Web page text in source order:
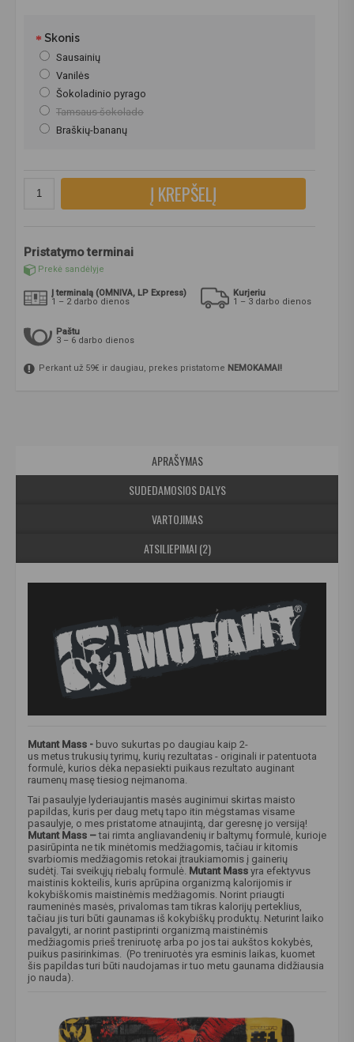
Skonis
Sausainių
Vanilės
Šokoladinio pyrago
Tamsaus šokolado
Braškių-bananų
Į KREPŠELĮ
Pristatymo terminai
Prekė sandėlyje
Į terminalą (OMNIVA, LP Express)
1 – 2 darbo dienos
Kurjeriu
1 – 3 darbo dienos
Paštu
3 – 6 darbo dienos
Perkant už 59€ ir daugiau, prekes pristatome NEMOKAMAI!
APRAŠYMAS
SUDEDAMOSIOS DALYS
VARTOJIMAS
ATSILIEPIMAI (2)
Mutant Mass - buvo sukurtas po daugiau kaip 2-
us metus trukusių tyrimų, kurių rezultatas - originali ir patentuota
formulė, kurios dėka nepasiekti puikaus rezultato auginant
raumenų masę tiesiog neįmanoma.
Tai pasaulyje lyderiaujantis masės auginimui skirtas maisto
papildas, kuris per daug metų tapo itin mėgstamas visame
pasaulyje, o mes pristatome atnaujintą, dar geresnę jo versiją!
Mutant Mass –tai rimta angliavandenių ir baltymų formulė, kurioje
pasirūpinta ne tik minėtomis medžiagomis, tačiau ir kitomis
svarbiomis medžiagomis retokai įtraukiamomis į gainerių
sudėtį. Tai sveikųjų riebalų formulė. Mutant Mass yra efektyvus
maistinis kokteilis, kuris aprūpina organizmą kalorijomis ir
kokybiškomis maistinėmis medžiagomis. Norint priaugti
raumeninės masės, privalomas tam tikras kalorijų perteklius,
tačiau jis turi būti gaunamas iš kokybiškų produktų. Neturint laiko
pavalgyti, ar norint pastiprinti organizmą maistinėmis
medžiagomis prieš treniruotę arba po jos tai aukštos kokybės,
puikus pasirinkimas. (Po treniruotės yra esminis laikas, kuomet
šis papildas turi būti naudojamas ir tuo metu gaunama didžiausia
jo nauda).